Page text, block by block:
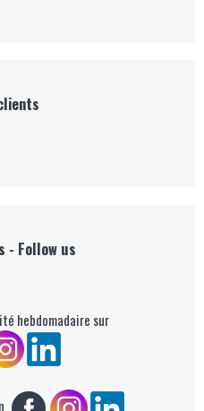
- Follow us
hebdomadaire sur